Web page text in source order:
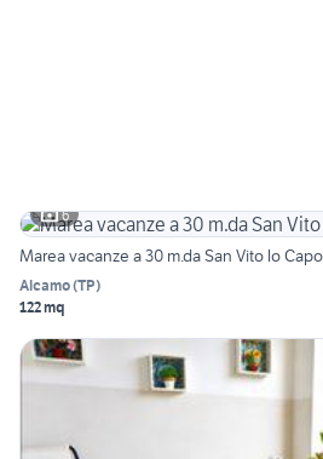
6
Marea vacanze a 30 m.da San Vito lo
Alcamo(TP)
122 mq